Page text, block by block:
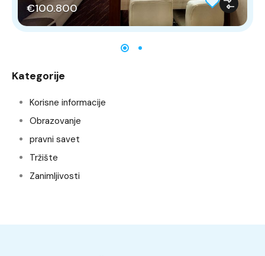
€100.800
Kategorije
Korisne informacije
Obrazovanje
pravni savet
Tržište
Zanimljivosti